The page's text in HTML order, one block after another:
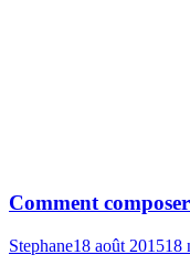
Comment
Stephane18 août 201518